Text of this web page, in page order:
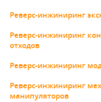
Реверс-инжиниринг
Реверс-инжиниринг
отходов
Реверс-инжиниринг
Реверс-инжиниринг
манипуляторов